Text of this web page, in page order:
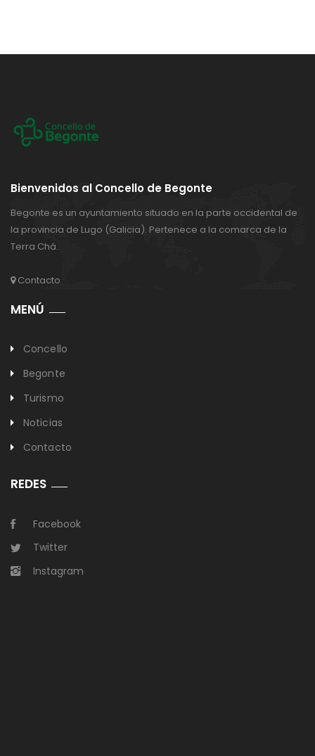
Bienvenidos al Concello de Begonte
Begonte es un ayuntamiento situado en la parte occidental de
la provincia de Lugo (Galicia). Pertenece a la comarca de la
Terra Chá.
Contacto
MENÚ
Concello
Begonte
Turismo
Noticias
Contacto
REDES
Facebook
Twitter
Instagram